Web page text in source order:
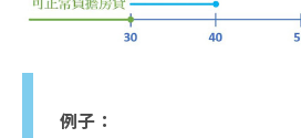
例子：